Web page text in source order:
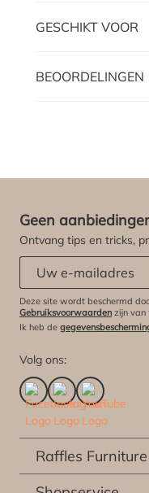
GESCHIKT VOOR
BEOORDELINGEN
Geen
Ontvang tips en tricks,
Deze site wordt beschermd
Gebruiksvoorwaarden zijn van
Ik heb de
Volg ons:
Raffles Furniture